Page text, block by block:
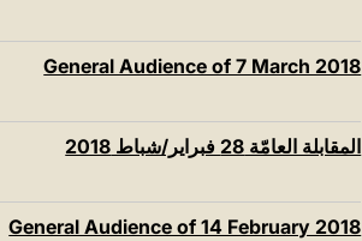
General Audience of 7 March 2018
المقابلة العامّة 28 فبراير/شباط 2018‏
General Audience of 14 February 2018